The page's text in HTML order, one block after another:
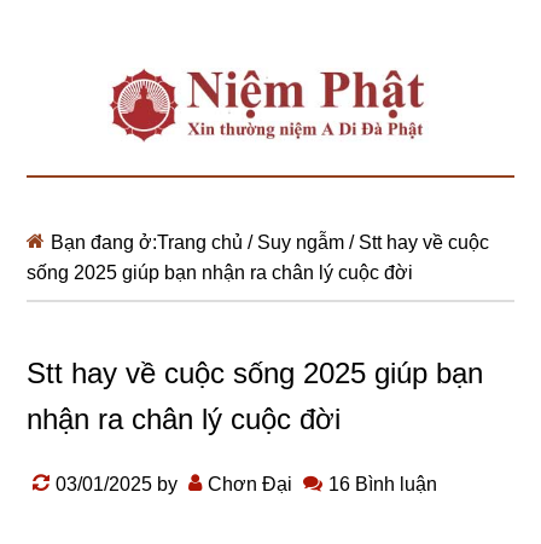
Bạn đang ở:Trang chủ / Suy ngẫm /Stt hay về cuộc
sống 2025 giúp bạn nhận ra chân lý cuộc đời
Stt hay về cuộc sống 2025 giúp bạn
nhận ra chân lý cuộc đời
03/01/2025 by Chơn Đại 16 Bình luận